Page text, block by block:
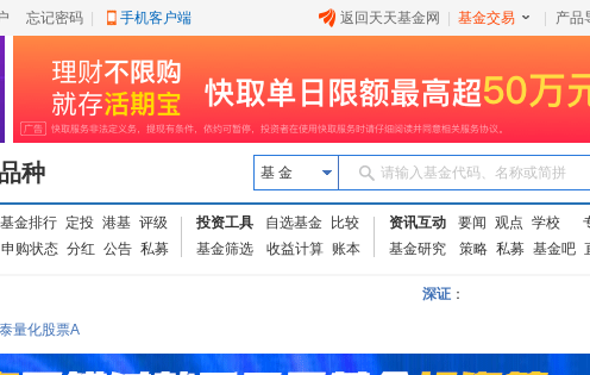
忘记密码 手机客户端 返回天天基金网 基金交易 产品
种 基 金 请输入基金代码、名称或简拼
基金排行 定投 港基 评级
申购状态 分红 公告 私募
投资工具 自选基金
比较
基金筛选
收益计算 账本
资讯互动 要闻 观点 学校
基金研究
策略 私募 基金吧
深证：
量化股票A